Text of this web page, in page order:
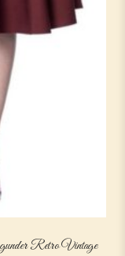
Retro Vintage